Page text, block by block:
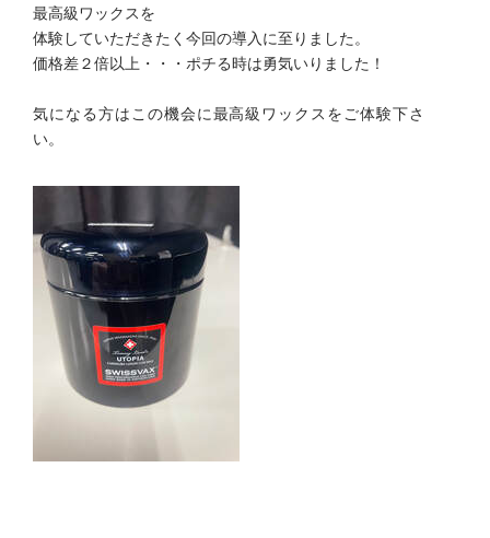
最高級ワックスを
体験していただきたく今回の導入に至りました。
価格差２倍以上・・・ポチる時は勇気いりました！
気になる方はこの機会に最高級ワックスをご体験下さ
い。